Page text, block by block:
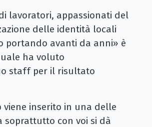
lavoratori, appassionati del
delle identità locali
portando avanti da anni» è
ha voluto
staff per il risultato
viene inserito in una delle
soprattutto con voi si dà